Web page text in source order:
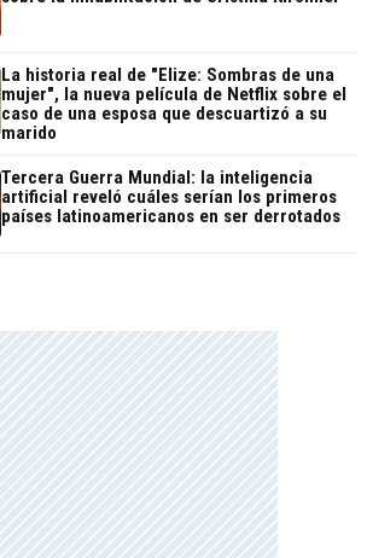
La historia real de "Elize: Sombras de una
mujer", la nueva película de Netflix sobre el
caso de una esposa que descuartizó a su
marido
Tercera Guerra Mundial: la inteligencia
artificial reveló cuáles serían los primeros
países latinoamericanos en ser derrotados